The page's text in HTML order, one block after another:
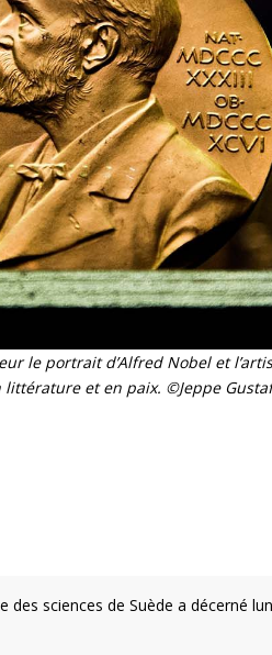
le portrait d’Alfred Nobel et
et en paix. ©Jeppe
sciences de Suède a décerné